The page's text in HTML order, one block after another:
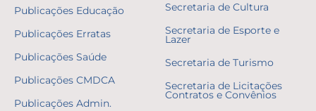
Publicações Educação
Publicações Erratas
Publicações Saúde
Publicações CMDCA
Publicações Admin.
Secretaria de Cultura
Secretaria de Esporte e
Lazer
Secretaria de Turismo
Secretaria de Licitações
Contratos e Convênios